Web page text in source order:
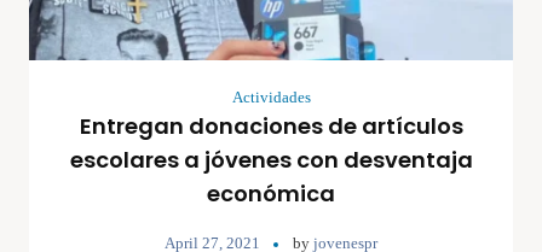
Actividades
Entregan donaciones de artículos
escolares a jóvenes con desventaja
económica
April 27, 2021 by jovenespr